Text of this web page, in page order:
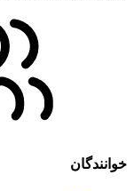
خوانندگان